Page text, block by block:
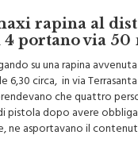
rapina al
4 portano via
su una rapina
6,30 circa, in via
che quattro
pistola dopo avere
ne asportavano il